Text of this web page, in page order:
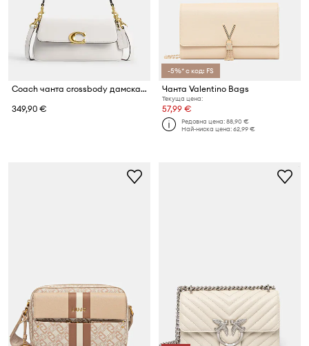
Coach чанта crossbody дамска от кожа Jet
349,90 €
-5%* с код: FS
Чанта Valentino Bags
Текуща цена:
57,99 €
Редовна цена:88,90 €
Най-ниска цена:62,99 €